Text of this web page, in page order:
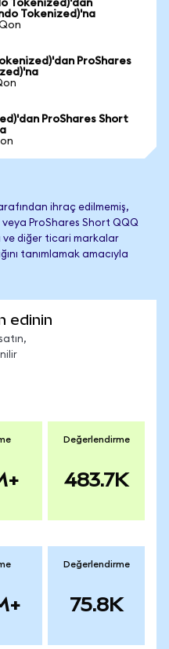
Tokenized)'dan
Tokenized)'na
ProShares
ProShares Short
ihraç edilmemiş,
ProShares Short QQQ
ve diğer ticari markalar
tanımlamak amacıyla
edinin
Değerlendirme
483.7K
Değerlendirme
75.8K